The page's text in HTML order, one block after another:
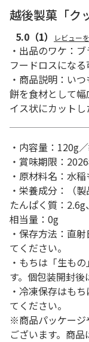
越後製菓「ク
5.0 （1） レビュー
・出品のワケ：
フードロスになる
・商品説明：い
餅を食材として
イス状にカットし
・内容量：120g
・賞味期限：
・原材料名：水稲
・栄養成分：（
たんぱく質：
相当量：0g
・保存方法：直
てください。
・もちは「生も
す。個包装開封後
・冷凍保存はも
てください。
※商品パッケージ
ございます。商品